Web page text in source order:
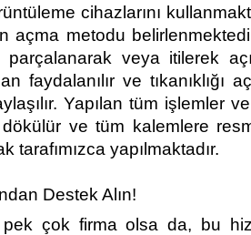
cihazlarını
metodu
veya itilerek
faydalanılır ve tıkanıklığı
Yapılan tüm işlemler
ve tüm kalemlere
tarafımızca yapılmaktadır.
Destek Alın!
pek çok firma olsa da, bu